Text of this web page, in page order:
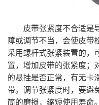
皮带张紧度不合适是导
障或调节不当，会使皮带
采用螺杆式张紧装置的，
置，增加皮带的张紧度；
的悬挂是否正常，有无卡
带。调节张紧度时，要避
筒的磨损，缩短使用寿命